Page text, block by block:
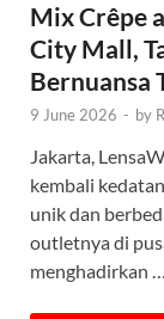
Mix Crêpe
City Mall,
Bernuansa
9 June 2026 - by
Jakarta,
kembali
unik dan
outletnya di
menghadirkan …